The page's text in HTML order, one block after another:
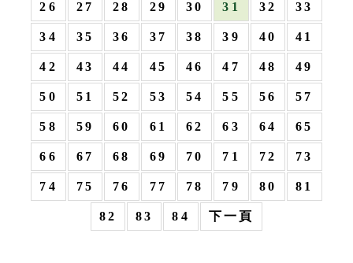
26 27 28 29 30 31 32 33
34 35 36 37 38 39 40 41
42 43 44 45 46 47 48 49
50 51 52 53 54 55 56 57
58 59 60 61 62 63 64 65
66 67 68 69 70 71 72 73
74 75 76 77 78 79 80 81
82 83 84 下一頁